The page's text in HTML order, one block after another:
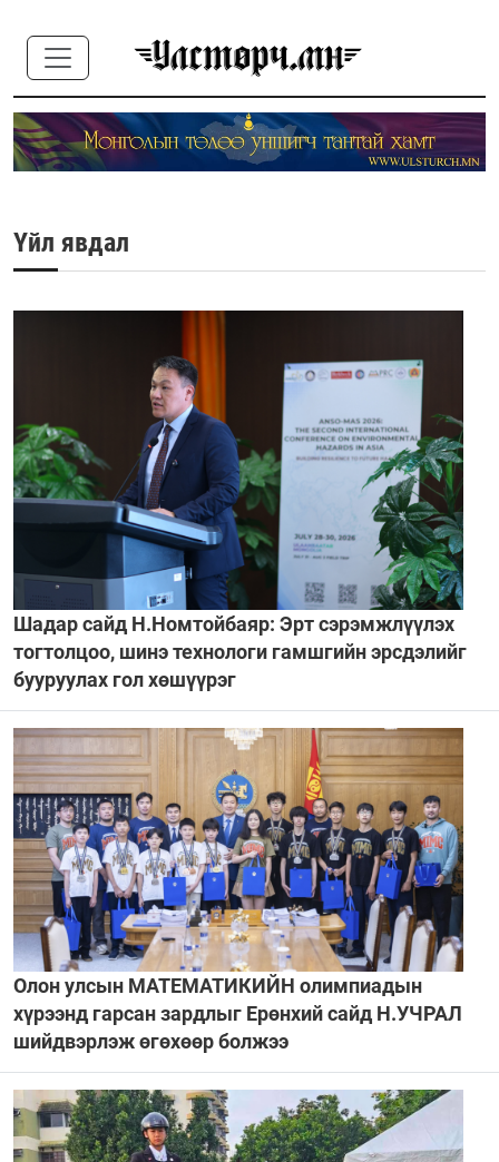
Үйл явдал
Шадар сайд Н.Номтойбаяр: Эрт сэрэмжлүүлэх
тогтолцоо, шинэ технологи гамшгийн эрсдэлийг
бууруулах гол хөшүүрэг
Олон улсын МАТЕМАТИКИЙН олимпиадын
хүрээнд гарсан зардлыг Ерөнхий сайд Н.УЧРАЛ
шийдвэрлэж өгөхөөр болжээ